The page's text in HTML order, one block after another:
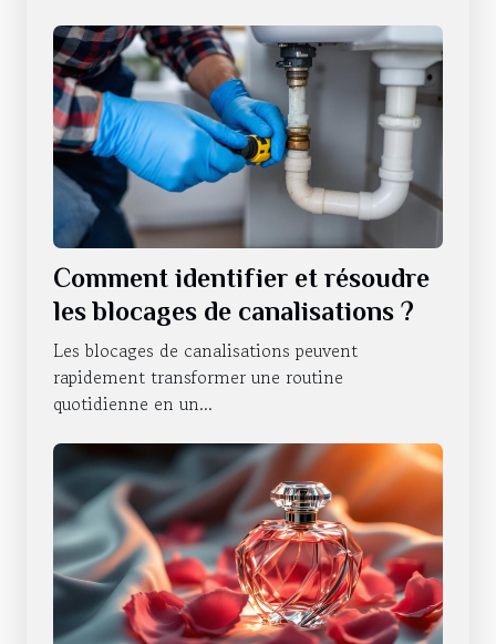
Comment identifier et résoudre
les blocages de canalisations ?
Les blocages de canalisations peuvent
rapidement transformer une routine
quotidienne en un...